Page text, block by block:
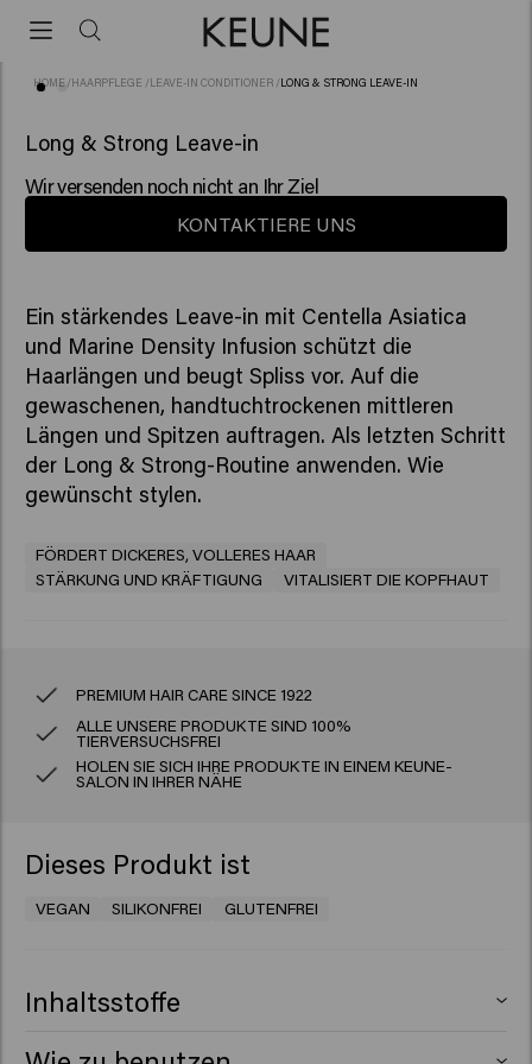
HOME /HAARPFLEGE /LEAVE-IN CONDITIONER /LONG & STRONG LEAVE-IN
Long & Strong Leave-in
Wir versenden noch nicht an Ihr Ziel
KONTAKTIERE UNS
Ein stärkendes Leave-in mit Centella Asiatica
und Marine Density Infusion schützt die
Haarlängen und beugt Spliss vor. Auf die
gewaschenen, handtuchtrockenen mittleren
Längen und Spitzen auftragen. Als letzten Schritt
der Long & Strong-Routine anwenden. Wie
gewünscht stylen.
FÖRDERT DICKERES, VOLLERES HAAR
STÄRKUNG UND KRÄFTIGUNG
VITALISIERT DIE KOPFHAUT
PREMIUM HAIR CARE SINCE 1922
ALLE UNSERE PRODUKTE SIND 100%
TIERVERSUCHSFREI
HOLEN SIE SICH IHRE PRODUKTE IN EINEM KEUNE-
SALON IN IHRER NÄHE
Dieses Produkt ist
VEGAN SILIKONFREI GLUTENFREI
Inhaltsstoffe